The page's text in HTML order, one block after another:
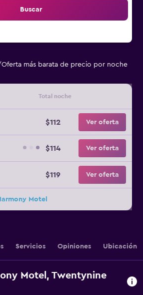
Buscar
Oferta más barata de precio por noche
Total noche
$112 Ver oferta
$114 Ver oferta
$119 Ver oferta
Motel
Servicios Opiniones Ubicación
Motel, Twentynine